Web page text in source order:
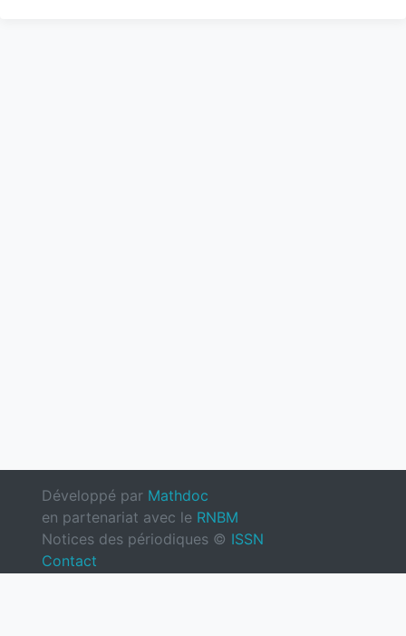
Développé par Mathdoc
en partenariat avec le RNBM
Notices des périodiques © ISSN
Contact